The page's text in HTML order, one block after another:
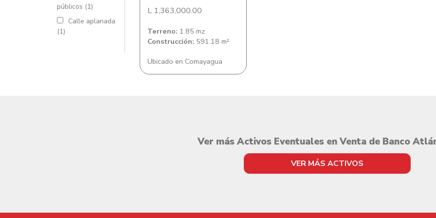
públicos (1)
Calle aplanada
(1)
L 1,363,000.00
Terreno: 1.85 mz
Construcción: 591.18 m²
Ubicado en Comayagua
Ver más Activos Eventuales en Venta de Banco
VER MÁS ACTIVOS